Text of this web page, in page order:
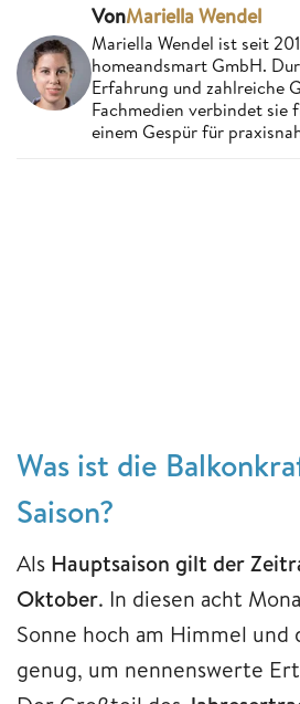
VonMariella Wendel
Mariella Wendel ist seit
homeandsmart GmbH.
Erfahrung und zahlreiche
Fachmedien verbindet sie
einem Gespür für
Was ist die
Saison?
Als Hauptsaison gilt der
Oktober. In diesen acht
Sonne hoch am Himmel und
genug, um nennenswerte